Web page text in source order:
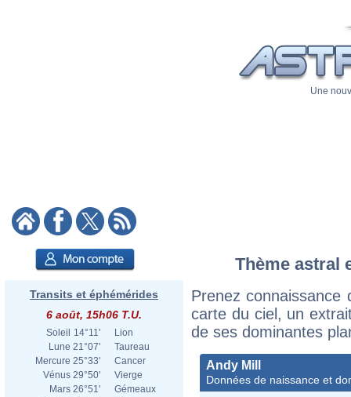
Une
Transits et éphémérides
6 août, 15h06 T.U.
Soleil 14°11'
Lion
Lune 21°07'
Taureau
Mercure 25°33'
Cancer
Vénus 29°50'
Vierge
Mars 26°51'
Gémeaux
Thème astral
Prenez
carte du ciel, un
de ses dominantes
Andy Mill
Données de naissance et